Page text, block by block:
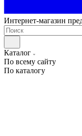
Интернет-магазин
Каталог
По всему сайту
По каталогу